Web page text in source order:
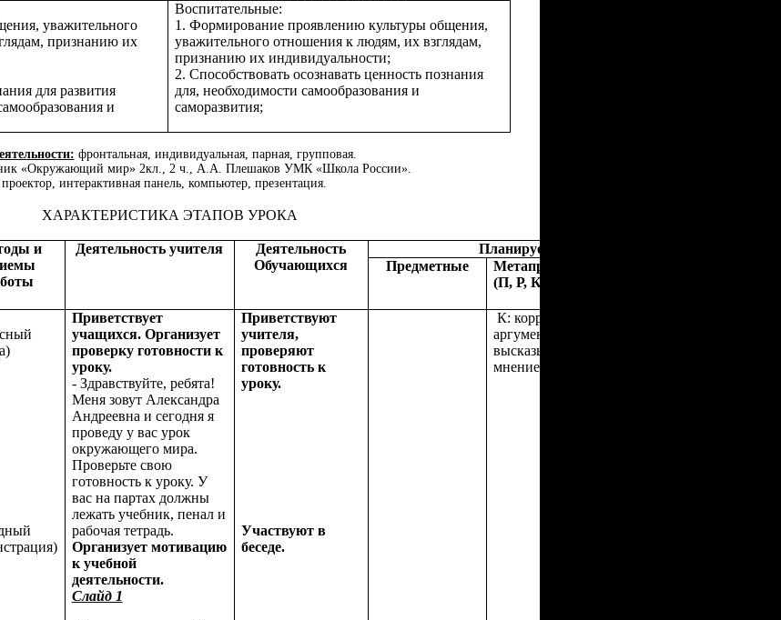
уважительного
признанию их
для развития
и
Воспитательные:
1. Формирование проявлению культуры общения,
уважительного отношения к людям, их взглядам,
признанию их индивидуальности;
2. Способствовать осознавать ценность познания
для, необходимости самообразования и
саморазвития;
фронтальная, индивидуальная, парная, групповая.
«Окружающий мир» 2кл., 2 ч., А.А. Плешаков УМК «Школа России».
проектор, интерактивная панель, компьютер, презентация.
ХАРАКТЕРИСТИКА ЭТАПОВ УРОКА
и
Деятельность учителя
Деятельность
Обучающихся
Планируемые результаты
Предметные
Метапредметные
(П, Р, К)
Приветствует
учащихся. Организует
проверку готовности к
уроку.
- Здравствуйте, ребята!
Меня зовут Александра
Андреевна и сегодня я
проведу у вас урок
окружающего мира.
Проверьте свою
готовность к уроку. У
вас на партах должны
лежать учебник, пенал и
рабочая тетрадь.
Организует мотивацию
к учебной
деятельности.
Слайд 1
Приветствуют
учителя,
проверяют
готовность к
уроку.
Участвуют в
беседе.
К: корректно и
аргументированно
высказывать своё
мнение;